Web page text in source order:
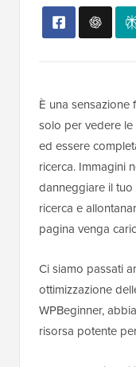
È una sensazione
solo per vedere le
ed essere
ricerca. Immagini
danneggiare il
ricerca e
pagina venga
Ci siamo passati
ottimizzazione
WPBeginner,
risorsa potente